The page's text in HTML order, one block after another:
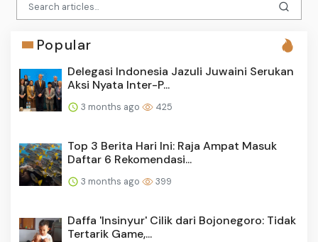
Popular
Delegasi Indonesia Jazuli Juwaini Serukan
Aksi Nyata Inter-P...
3 months ago 425
Top 3 Berita Hari Ini: Raja Ampat Masuk
Daftar 6 Rekomendasi...
3 months ago 399
Daffa 'Insinyur' Cilik dari Bojonegoro: Tidak
Tertarik Game,...